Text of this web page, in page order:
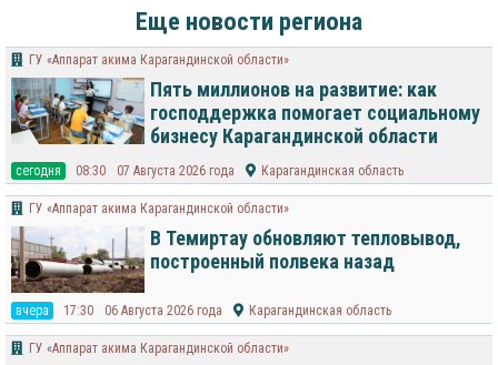
Еще новости региона
ГУ «Аппарат акима Карагандинской области»
Пять миллионов на развитие: как
господдержка помогает социальному
бизнесу Карагандинской области
cегодня 08:30 07 Августа 2026 года Карагандинская область
ГУ «Аппарат акима Карагандинской области»
В Темиртау обновляют тепловывод,
построенный полвека назад
вчера 17:30 06 Августа 2026 года Карагандинская область
ГУ «Аппарат акима Карагандинской области»